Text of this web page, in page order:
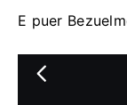
E puer